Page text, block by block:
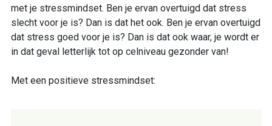
met je stressmindset. Ben je ervan overtuigd dat stress
slecht voor je is? Dan is dat het ook. Ben je ervan overtuigd
dat stress goed voor je is? Dan is dat ook waar, je wordt er
in dat geval letterlijk tot op celniveau gezonder van!
Met een positieve stressmindset: